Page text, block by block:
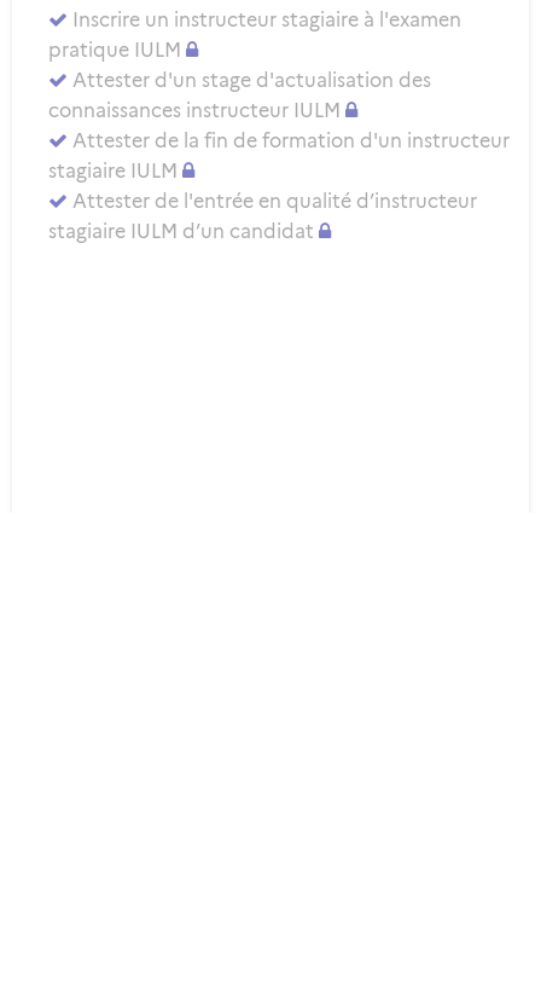
Inscrire un instructeur stagiaire à l'examen
pratique IULM
Attester d'un stage d'actualisation des
connaissances instructeur IULM
Attester de la fin de formation d'un instructeur
stagiaire IULM
Attester de l'entrée en qualité d’instructeur
stagiaire IULM d’un candidat